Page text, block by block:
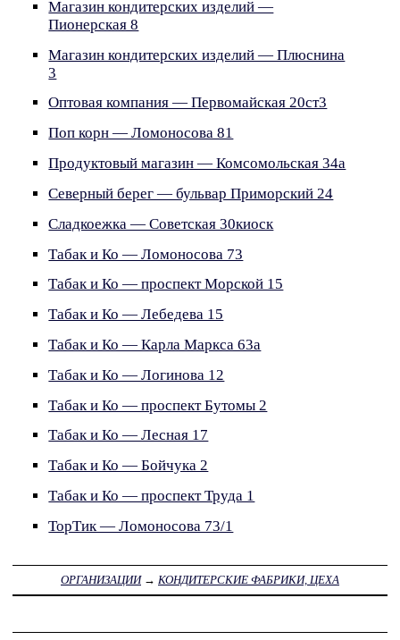
Магазин кондитерских изделий —
Пионерская 8
Магазин кондитерских изделий — Плюснина
3
Оптовая компания — Первомайская 20ст3
Поп корн — Ломоносова 81
Продуктовый магазин — Комсомольская 34а
Северный берег — бульвар Приморский 24
Сладкоежка — Советская 30киоск
Табак и Ко — Ломоносова 73
Табак и Ко — проспект Морской 15
Табак и Ко — Лебедева 15
Табак и Ко — Карла Маркса 63а
Табак и Ко — Логинова 12
Табак и Ко — проспект Бутомы 2
Табак и Ко — Лесная 17
Табак и Ко — Бойчука 2
Табак и Ко — проспект Труда 1
ТорТик — Ломоносова 73/1
ОРГАНИЗАЦИИ→ КОНДИТЕРСКИЕ ФАБРИКИ, ЦЕХА